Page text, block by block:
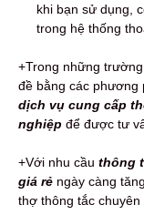
khi bạn sử dụng,
trong hệ thống
+Trong những
đề bằng các phương
dịch vụ cung cấp
nghiệp để được tư
+Với nhu cầu thông
giá rẻ ngày càng
thợ thông tắc